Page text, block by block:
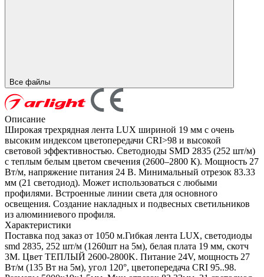
Все файлы
Описание
Широкая трехрядная лента LUX шириной 19 мм с очень
высоким индексом цветопередачи CRI>98 и высокой
световой эффективностью. Светодиоды SMD 2835 (252 шт/м)
с теплым белым цветом свечения (2600–2800 К). Мощность 27
Вт/м, напряжение питания 24 В. Минимальный отрезок 83.33
мм (21 светодиод). Может использоваться с любыми
профилями. Встроенные линии света для основного
освещения. Создание накладных и подвесных светильников
из алюминиевого профиля.
Характеристики
Поставка под заказ от 1050 м.Гибкая лента LUX, светодиоды
smd 2835, 252 шт/м (1260шт на 5м), белая плата 19 мм, скотч
3М. Цвет ТЕПЛЫЙ 2600-2800K. Питание 24V, мощность 27
Вт/м (135 Вт на 5м), угол 120°, цветопередача CRI 95..98.